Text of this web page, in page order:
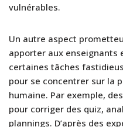
vulnérables.
Un autre aspect
apporter aux enseignants
certaines tâches
pour se concentrer sur la
humaine. Par exemple,
pour corriger des quiz,
plannings. D’après des